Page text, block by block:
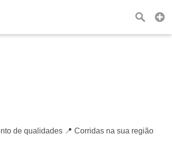
de qualidades 📍 Corridas na sua região